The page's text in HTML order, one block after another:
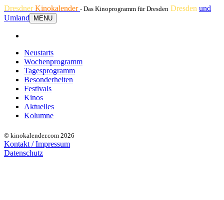
DresdnerKinokalender - Das Kinoprogramm für Dresden Dresden und
Umland
MENU
Neustarts
Wochenprogramm
Tagesprogramm
Besonderheiten
Festivals
Kinos
Aktuelles
Kolumne
© kinokalender.com 2026
Kontakt / Impressum
Datenschutz